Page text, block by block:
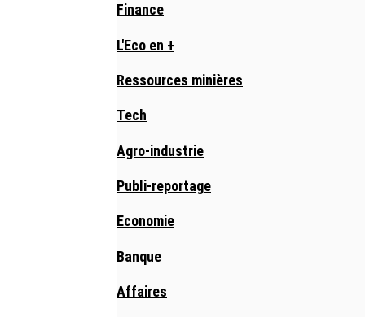
Finance
L'Eco en +
Ressources minières
Tech
Agro-industrie
Publi-reportage
Economie
Banque
Affaires